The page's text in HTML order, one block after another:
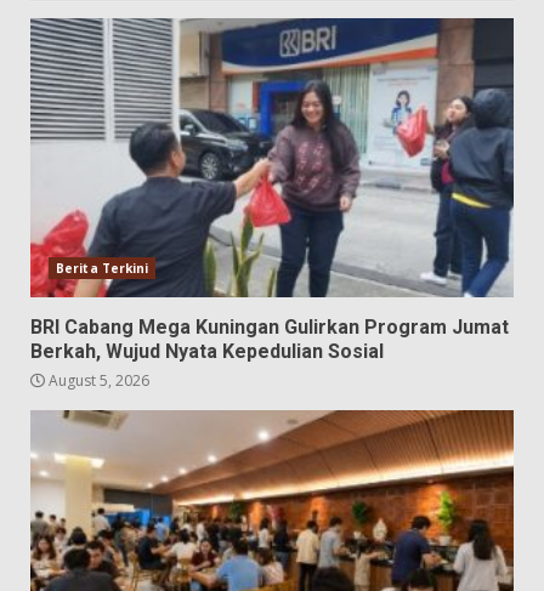
Berita Terkini
BRI Cabang Mega Kuningan Gulirkan Program Jumat
Berkah, Wujud Nyata Kepedulian Sosial
August 5, 2026